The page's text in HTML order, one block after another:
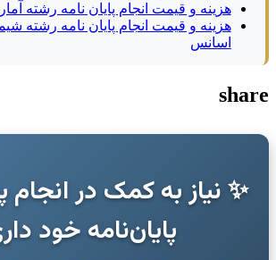
هزینه و قیمت انجام پایان نامه رشته
هزینه و قیمت انجام پایان نامه رشته
اسانس
share
✨ نیاز به کمک در انجام
پایان‌نامه خود